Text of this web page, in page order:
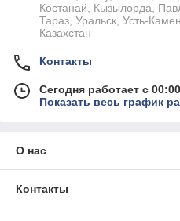
Костанай, Кызылорда,
Тараз, Уральск, Усть-
Казахстан
Контакты
Сегодня работает с
Показать весь график
О нас
Контакты